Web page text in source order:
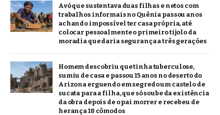
Avó que sustentava duas filhas e netos com
trabalhos informais no Quênia passou anos
achando impossível ter casa própria, até
colocar pessoalmente o primeiro tijolo da
moradia que daria segurança a três gerações
Homem descobriu que tinha tuberculose,
sumiu de casa e passou 15 anos no deserto do
Arizona erguendo em segredo um castelo de
sucata para a filha, que só soube da existência
da obra depois de o pai morrer e recebeu de
herança 18 cômodos